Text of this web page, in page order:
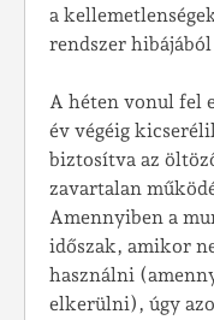
a
rendszer
A héten vonul fel
év végéig
biztosítva az
zavartalan
Amennyiben a
időszak, amikor
használni
elkerülni), úgy